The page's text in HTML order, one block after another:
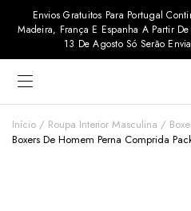
Envios Gratuitos Para Portugal
Madeira, França E Espanha A Partir
13 De Agosto Só Serão
Início Roupa Interior Masculina
Boxers De Homem Perna Comprida